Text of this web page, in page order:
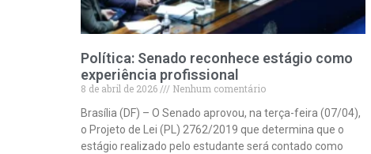
Política: Senado reconhece estágio como
experiência profissional
8 de abril de 2026
Nenhum comentário
Brasília (DF) – O Senado aprovou, na terça-feira (07/04),
o Projeto de Lei (PL) 2762/2019 que determina que o
estágio realizado pelo estudante será contado como